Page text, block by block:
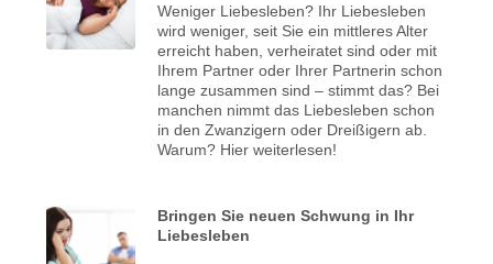
Weniger Liebesleben? Ihr Liebesleben
wird weniger, seit Sie ein mittleres Alter
erreicht haben, verheiratet sind oder mit
Ihrem Partner oder Ihrer Partnerin schon
lange zusammen sind – stimmt das? Bei
manchen nimmt das Liebesleben schon
in den Zwanzigern oder Dreißigern ab.
Warum? Hier weiterlesen!
Bringen Sie neuen Schwung in Ihr
Liebesleben